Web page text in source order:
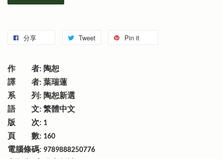
分享 Tweet Pin it
作 者: 陶恕
譯 者: 葉瑞蓮
系 列: 陶恕新選
語 文: 繁體中文
版 次: 1
頁 數: 160
電腦條碼: 9789888250776